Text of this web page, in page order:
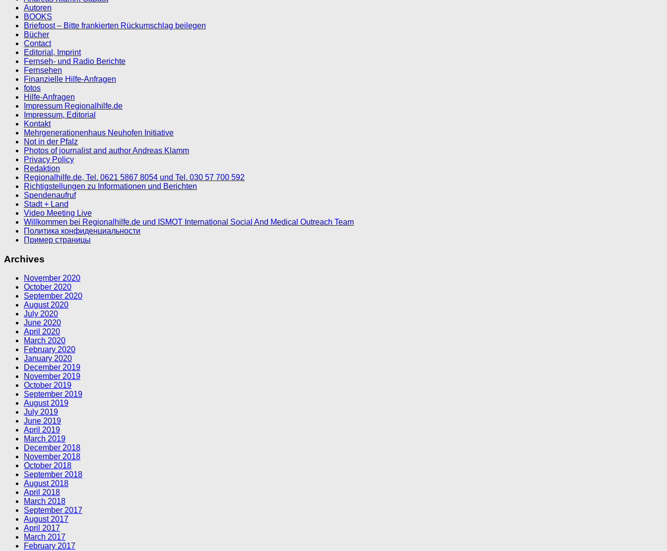
Autoren
BOOKS
Briefpost – Bitte frankierten Rückumschlag beilegen
Bücher
Contact
Editorial, Imprint
Fernseh- und Radio Berichte
Fernsehen
Finanzielle Hilfe-Anfragen
fotos
Hilfe-Anfragen
Impressum Regionalhilfe.de
Impressum, Editorial
Kontakt
Mehrgenerationenhaus Neuhofen Initiative
Not in der Pfalz
Photos of journalist and author Andreas Klamm
Privacy Policy
Redaktion
Regionalhilfe.de, Tel. 0621 5867 8054 und Tel. 030 57 700 592
Richtigstellungen zu Informationen und Berichten
Spendenaufruf
Stadt + Land
Video Meeting Live
Willkommen bei Regionalhilfe.de und ISMOT International Social And Medical Outreach Team
Политика конфиденциальности
Пример страницы
Archives
November 2020
October 2020
September 2020
August 2020
July 2020
June 2020
April 2020
March 2020
February 2020
January 2020
December 2019
November 2019
October 2019
September 2019
August 2019
July 2019
June 2019
April 2019
March 2019
December 2018
November 2018
October 2018
September 2018
August 2018
April 2018
March 2018
September 2017
August 2017
April 2017
March 2017
February 2017